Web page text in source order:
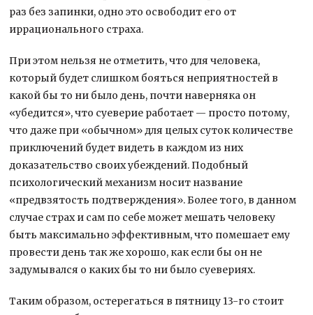
раз без запинки, одно это освободит его от
иррационального страха.
При этом нельзя не отметить, что для человека,
который будет слишком бояться неприятностей в
какой бы то ни было день, почти наверняка он
«убедится», что суеверие работает — просто потому,
что даже при «обычном» для целых суток количестве
приключений будет видеть в каждом из них
доказательство своих убеждений. Подобный
психологический механизм носит название
«предвзятость подтверждения». Более того, в данном
случае страх и сам по себе может мешать человеку
быть максимально эффективным, что помешает ему
провести день так же хорошо, как если бы он не
задумывался о каких бы то ни было суевериях.
Таким образом, остерегаться в пятницу 13-го стоит